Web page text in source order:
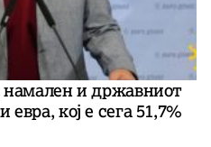
намален и државниот
кој e сега 51,7%